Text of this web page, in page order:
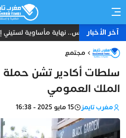
آخر الأخبارفاس.. نهاية مأساوية لستيني
مجتمع
سلطات أكادير تشن حملة
الملك العمومي
مغرب تايمز 15 مايو 2025 - 16:38